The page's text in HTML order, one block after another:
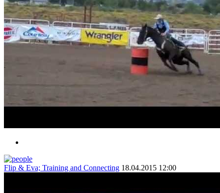
Flip & Eva; Training and Connecting 18.04.2015 12:00